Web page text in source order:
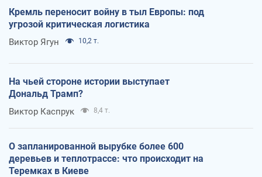
Кремль переносит войну в тыл Европы: под
угрозой критическая логистика
Виктор Ягун 10,2 т.
На чьей стороне истории выступает
Дональд Трамп?
Виктор Каспрук 8,4 т.
О запланированной вырубке более 600
деревьев и теплотрассе: что происходит на
Теремках в Киеве